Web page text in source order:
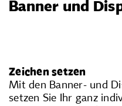
Banner und
Zeichen setzen
Mit den Banner- und
setzen Sie Ihr ganz